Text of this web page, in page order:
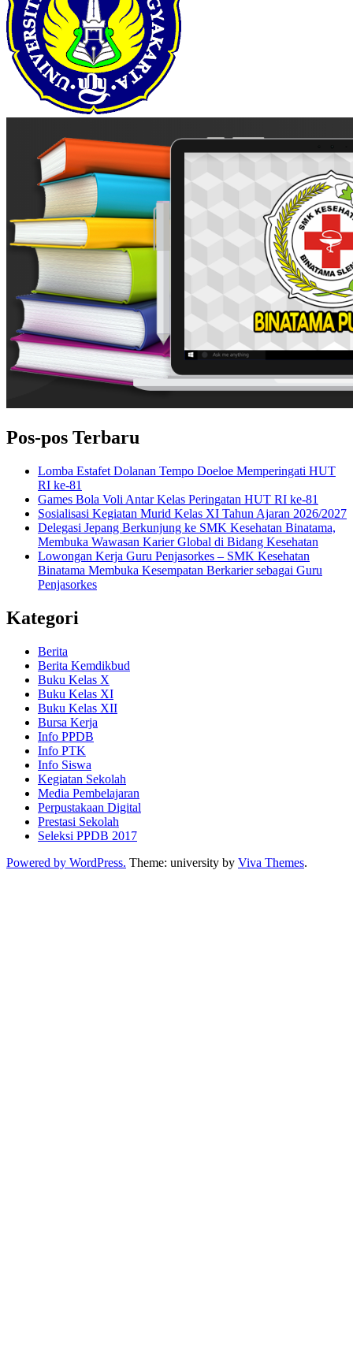
Pos-pos Terbaru
Lomba Estafet Dolanan Tempo Doeloe Memperingati HUT
RI ke-81
Games Bola Voli Antar Kelas Peringatan HUT RI ke-81
Sosialisasi Kegiatan Murid Kelas XI Tahun Ajaran 2026/2027
Delegasi Jepang Berkunjung ke SMK Kesehatan Binatama,
Membuka Wawasan Karier Global di Bidang Kesehatan
Lowongan Kerja Guru Penjasorkes – SMK Kesehatan
Binatama Membuka Kesempatan Berkarier sebagai Guru
Penjasorkes
Kategori
Berita
Berita Kemdikbud
Buku Kelas X
Buku Kelas XI
Buku Kelas XII
Bursa Kerja
Info PPDB
Info PTK
Info Siswa
Kegiatan Sekolah
Media Pembelajaran
Perpustakaan Digital
Prestasi Sekolah
Seleksi PPDB 2017
Powered by WordPress. Theme: university by Viva Themes.